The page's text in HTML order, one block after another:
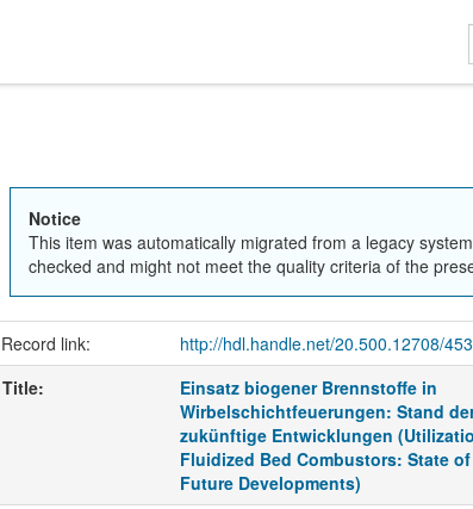
Notice
This item was automatically migrated from a legacy
checked and might not meet the quality criteria of the
Record link: http://hdl.handle.net/20.500.12708/
Title:
Einsatz biogener Brennstoffe in
Wirbelschichtfeuerungen: Stand
zukünftige Entwicklungen
Fluidized Bed Combustors: State
Future Developments)